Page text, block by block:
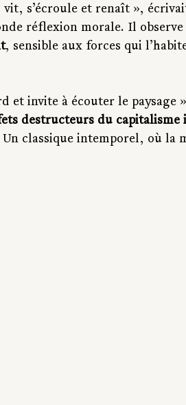
s’écroule et renaît »,
réflexion morale. Il observe
, sensible aux forces qui
et invite à écouter le paysage
destructeurs du
classique intemporel, où la